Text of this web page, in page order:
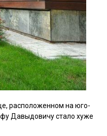
расположенном на юго-
Давыдовичу стало хуже